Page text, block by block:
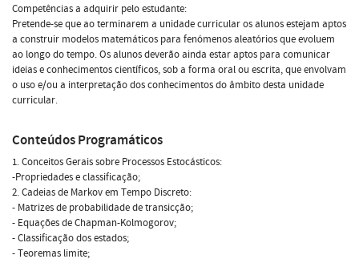
Competências a adquirir pelo estudante:
Pretende-se que ao terminarem a unidade curricular os alunos estejam aptos
a construir modelos matemáticos para fenómenos aleatórios que evoluem
ao longo do tempo. Os alunos deverão ainda estar aptos para comunicar
ideias e conhecimentos científicos, sob a forma oral ou escrita, que envolvam
o uso e/ou a interpretação dos conhecimentos do âmbito desta unidade
curricular.
Conteúdos Programáticos
1. Conceitos Gerais sobre Processos Estocásticos:
-Propriedades e classificação;
2. Cadeias de Markov em Tempo Discreto:
- Matrizes de probabilidade de transicção;
- Equações de Chapman-Kolmogorov;
- Classificação dos estados;
- Teoremas limite;